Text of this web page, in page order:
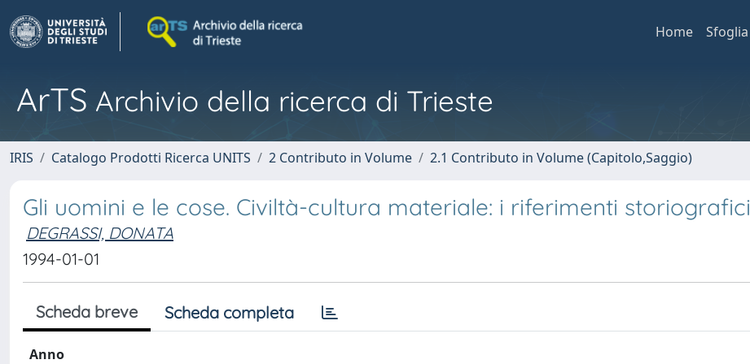
Home Sfoglia
ArTS Archivio della ricerca di Trieste
IRIS Catalogo Prodotti Ricerca UNITS 2 Contributo in Volume 2.1 Contributo in Volume (Capitolo,Saggio)
Gli uomini e le cose. Civiltà-cultura materiale: i riferimenti storiografici
DEGRASSI, DONATA
1994-01-01
Scheda breve Scheda completa
Anno